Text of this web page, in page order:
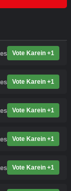
Vote Karein +1
Vote Karein +1
Vote Karein +1
Vote Karein +1
Vote Karein +1